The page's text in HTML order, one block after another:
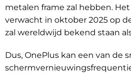
metalen frame zal hebben.
verwacht in oktober 2025 op
zal wereldwijd bekend staan
Dus, OnePlus kan een van de